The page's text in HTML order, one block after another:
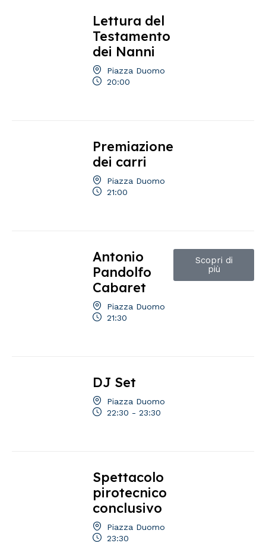
Lettura del
Testamento
dei Nanni
Piazza Duomo
20:00
Premiazione
dei carri
Piazza Duomo
21:00
Antonio
Pandolfo
Cabaret
Piazza Duomo
21:30
Scopri di
più
DJ Set
Piazza Duomo
22:30 - 23:30
Spettacolo
pirotecnico
conclusivo
Piazza Duomo
23:30